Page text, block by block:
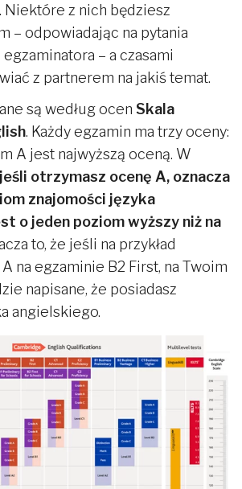
Niektóre z nich będziesz
– odpowiadając na pytania
– a czasami
z partnerem na jakiś temat.
są według ocen Skala
. Każdy egzamin ma trzy oceny:
A jest najwyższą oceną. W
jeśli otrzymasz ocenę A, oznacza
znajomości języka
o jeden poziom wyższy niż na
to, że jeśli na przykład
na egzaminie B2 First, na Twoim
napisane, że posiadasz
angielskiego.